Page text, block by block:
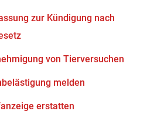
zur Kündigung nach
von Tierversuchen
melden
erstatten